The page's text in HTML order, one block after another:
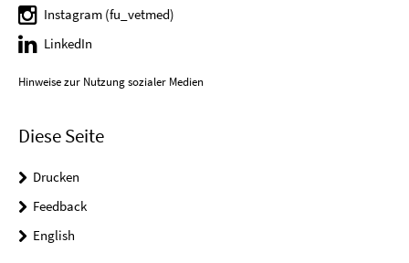
Instagram (fu_vetmed)
LinkedIn
Hinweise zur Nutzung sozialer Medien
Diese Seite
Drucken
Feedback
English